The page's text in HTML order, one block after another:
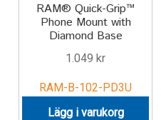
RAM ROD
Produkter efter livsstil/aktivitet
RAM® Quick-Grip™
Phone Mount with
Diamond Base
1.049 kr
RAM-B-102-PD3U
Lägg i varukorg